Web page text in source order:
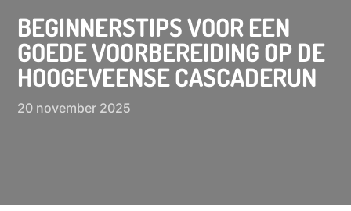
BEGINNERSTIPS VOOR EEN
GOEDE VOORBEREIDING OP DE
HOOGEVEENSE CASCADERUN
20 november 2025
Testlopen
Veelgestelde vragen